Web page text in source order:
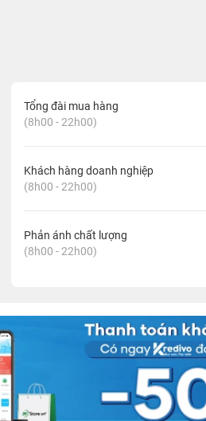
Tổng đài mua hàng
(8h00 - 22h00)
Khách hàng doanh nghiệp
(8h00 - 22h00)
Phản ánh chất lượng
(8h00 - 22h00)